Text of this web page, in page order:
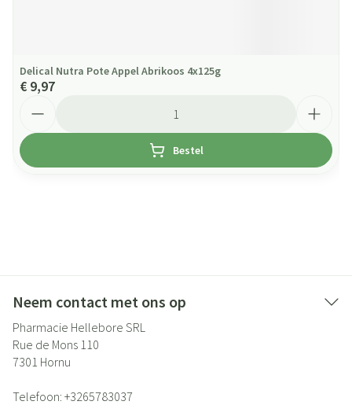
Delical Nutra Pote Appel Abrikoos 4x125g
€ 9,97
Bestel
Neem contact met ons op
Pharmacie Hellebore SRL
Rue de Mons 110
7301 Hornu
Telefoon: +3265783037